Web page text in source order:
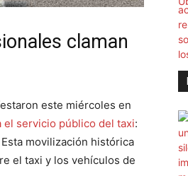
claman
este miércoles en
el servicio público del taxi:
Esta movilización histórica
el taxi y los vehículos de